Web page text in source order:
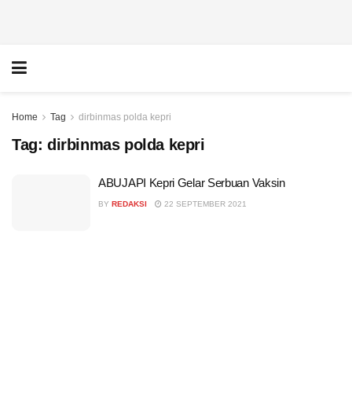
Home Tag dirbinmas polda kepri
Tag: dirbinmas polda kepri
ABUJAPI Kepri Gelar Serbuan Vaksin
BY REDAKSI 22 SEPTEMBER 2021